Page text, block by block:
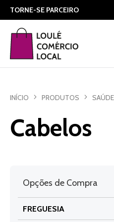
TORNE-SE PARCEIRO
INÍCIO PRODUTOS
Cabelos
Opções de Compra
FREGUESIA